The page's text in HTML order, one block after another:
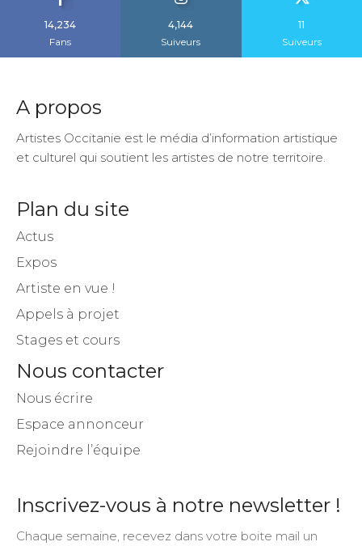
14,234
Fans
4,144
Suiveurs
11
Suiveurs
A propos
Artistes Occitanie est le média d’information artistique
et culturel qui soutient les artistes de notre territoire.
Plan du site
Actus
Expos
Artiste en vue !
Appels à projet
Stages et cours
Nous contacter
Nous écrire
Espace annonceur
Rejoindre l’équipe
Inscrivez-vous à notre newsletter !
Chaque semaine, recevez dans votre boite mail un